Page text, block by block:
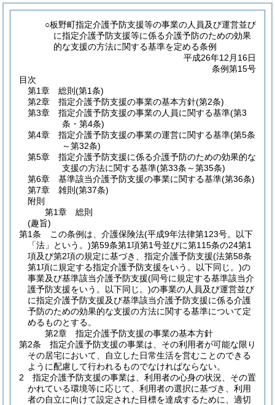
○板野町指定介護予防支援等の事業の人員及び運営並び
に指定介護予防支援等に係る介護予防のための効果
的な支援の方法に関する基準を定める条例
平成26年12月16日
条例第15号
目次
第1章
総則 (第1条)
第2章
指定介護予防支援の事業の基本方針(第2条)
第3章
指定介護予防支援の事業の人員に関する基準(第3
条・第4条)
第4章
指定介護予防支援の事業の運営に関する基準(第5条
～第32条)
第5章
指定介護予防支援に係る介護予防のための効果的な
支援の方法に関する基準(第33条～第35条)
第6章
基準該当介護予防支援の事業に関する基準(第36条)
第7章
雑則 (第37条)
附則
第1章
総則
(趣旨)
第1条
この条例は、介護保険法(平成9年法律第123号。以下
「法」という。)第59条第1項第1号並びに第115条の24第1
項及び第2項の規定に基づき、指定介護予防支援(法第58条
第1項に規定する指定介護予防支援をいう。以下同じ。)の
事業及び基準該当介護予防支援(同号に規定する基準該当介
護予防支援をいう。以下同じ。)の事業の人員及び運営並び
に指定介護予防支援及び基準該当介護予防支援に係る介護
予防のための効果的な支援の方法に関する基準について定
めるものとする。
第2章
指定介護予防支援の事業の基本方針
第2条
指定介護予防支援の事業は、その利用者が可能な限り
その居宅において、自立した日常生活を営むことのできる
ように配慮して行われるものでなければならない。
2
指定介護予防支援の事業は、利用者の心身の状況、その置
かれている環境等に応じて、利用者の選択に基づき、利用
者の自立に向けて設定された目標を達成するために、適切